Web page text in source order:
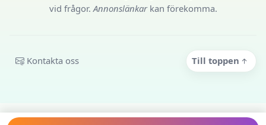
vid frågor. Annonslänkarkan förekomma.
Kontakta oss Till toppen